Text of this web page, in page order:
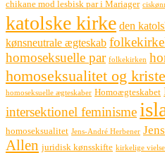
chikane mod lesbisk par i Mariager
katolske kirke den
kønsneutrale ægteskab
homoseksuelle par folkekirken
homoseksualitet og
homoseksuelle ægteskaber Homoægteskabet
intersektionel feminisme
homoseksualitet Jens-André Herbener
Allen juridisk kønsskifte kirkelige